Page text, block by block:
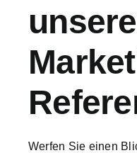
Werfen Sie einen